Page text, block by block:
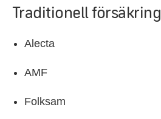
Traditionell försäkring
Alecta
AMF
Folksam